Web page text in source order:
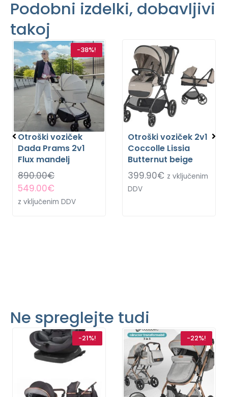
Podobni izdelki, dobavljivi
takoj
-38%!
Otroški voziček
Dada Prams 2v1
Flux mandelj
890.00€
549.00€
z vključenim DDV
Otroški voziček 2v1
Coccolle Lissia
Butternut beige
399.90€ z vključenim
DDV
Ne spreglejte tudi
-21%! -22%!